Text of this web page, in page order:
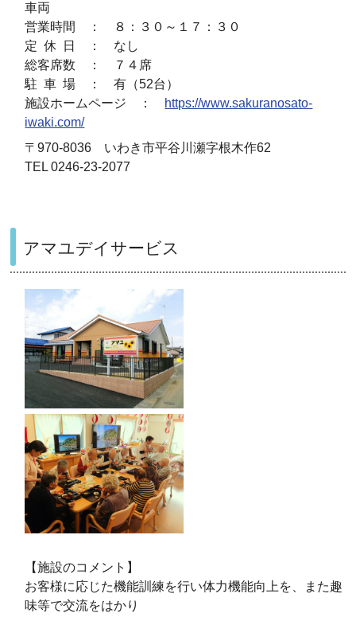
車両
営業時間 ： ８：３０～１７：３０
定 休 日 ： なし
総客席数 ： ７４席
駐 車 場 ： 有（52台）
施設ホームページ ： https://www.sakuranosato-
iwaki.com/
〒970-8036 いわき市平谷川瀬字根木作62
TEL 0246-23-2077
アマユデイサービス
【施設のコメント】
お客様に応じた機能訓練を行い体力機能向上を、また趣
味等で交流をはかり